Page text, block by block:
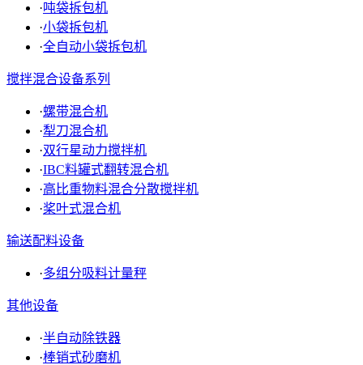
·吨袋拆包机
·小袋拆包机
·全自动小袋拆包机
搅拌混合设备系列
·螺带混合机
·犁刀混合机
·双行星动力搅拌机
·IBC料罐式翻转混合机
·高比重物料混合分散搅拌机
·桨叶式混合机
输送配料设备
·多组分吸料计量秤
其他设备
·半自动除铁器
·棒销式砂磨机